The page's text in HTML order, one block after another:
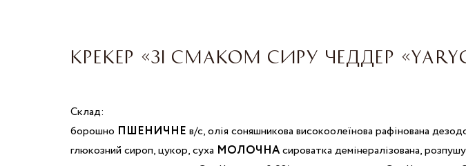
КРЕКЕР «ЗІ СМАКОМ СИРУ ЧЕДДЕР
Склад:
борошно ПШЕНИЧНЕ в/с, олія соняшникова високоолеїнова рафінована
глюкозний сироп, цукор, суха МОЛОЧНАсироватка демінералізована,